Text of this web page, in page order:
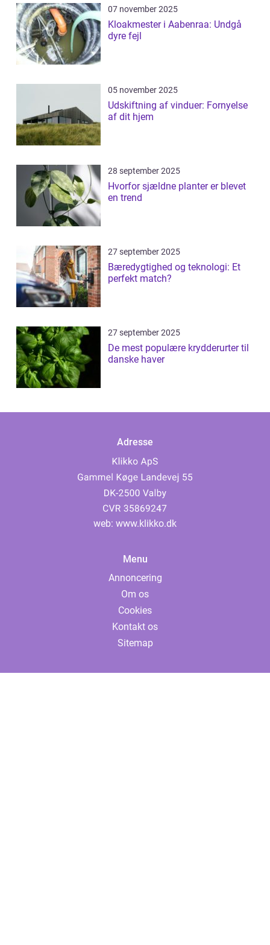
07 november 2025
Kloakmester i Aabenraa: Undgå
dyre fejl
05 november 2025
Udskiftning af vinduer: Fornyelse
af dit hjem
28 september 2025
Hvorfor sjældne planter er blevet
en trend
27 september 2025
Bæredygtighed og teknologi: Et
perfekt match?
27 september 2025
De mest populære krydderurter til
danske haver
Adresse
web: www.klikko.dk
Menu
Annoncering
Om os
Cookies
Kontakt os
Sitemap